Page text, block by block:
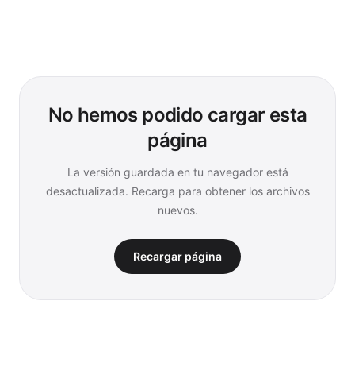
No hemos podido cargar esta
página
La versión guardada en tu navegador está
desactualizada. Recarga para obtener los archivos
nuevos.
Recargar página